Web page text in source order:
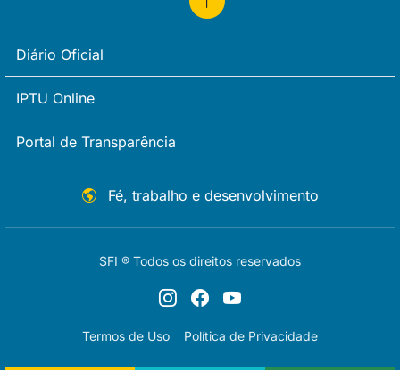
Diário Oficial
IPTU Online
Portal de Transparência
Fé, trabalho e desenvolvimento
SFI ® Todos os direitos reservados
Termos de Uso Política de Privacidade